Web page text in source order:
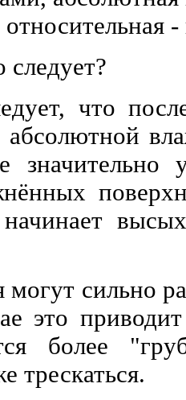
следует?
что
значительно
могут сильно
это
более
трескаться.